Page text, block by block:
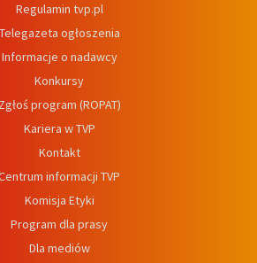
Regulamin tvp.pl
Telegazeta ogłoszenia
Informacje o nadawcy
Konkursy
Zgłoś program (ROPAT)
Kariera w TVP
Kontakt
informacji TVP
Komisja Etyki
Program dla prasy
Dla mediów